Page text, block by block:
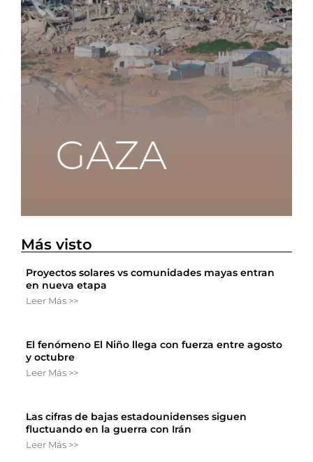
Más visto
Proyectos solares vs comunidades mayas entran
en nueva etapa
Leer Más >>
El fenómeno El Niño llega con fuerza entre agosto
y octubre
Leer Más >>
Las cifras de bajas estadounidenses siguen
fluctuando en la guerra con Irán
Leer Más >>